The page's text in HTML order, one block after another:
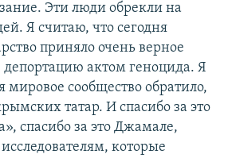
Эти люди обрекли на
Я считаю, что сегодня
приняло очень верное
актом геноцида. Я
мировое сообщество обратило,
татар. И спасибо за это
спасибо за это Джамале,
которые